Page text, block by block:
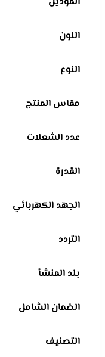
اللون
النوع
مقاس المنتج
عدد الشعلات
القدرة
الجهد الكهربائي
التردد
بلد المنشأ
الضمان الشامل
التصنيف